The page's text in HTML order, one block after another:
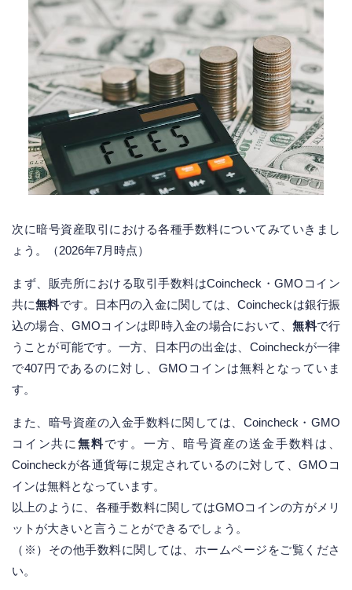
次に暗号資産取引における各種手数料についてみていきまし
ょう。（2026年7月時点）
まず、販売所における取引手数料はCoincheck・GMOコイン
共に無料です。日本円の入金に関しては、Coincheckは銀行振
込の場合、GMOコインは即時入金の場合において、無料で行
うことが可能です。一方、日本円の出金は、Coincheckが一律
で407円であるのに対し、GMOコインは無料となっていま
す。
また、暗号資産の入金手数料に関しては、Coincheck・GMO
コイン共に 無料です。一方、暗号資産の送金手数料は、
Coincheckが各通貨毎に規定されているのに対して、GMOコ
インは無料となっています。
以上のように、各種手数料に関してはGMOコインの方がメリ
ットが大きいと言うことができるでしょう。
（※）その他手数料に関しては、ホームページをご覧くださ
い。